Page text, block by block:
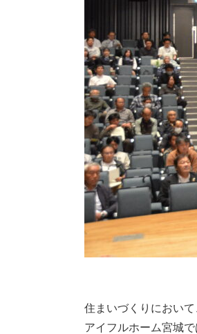
住まいづくりにおい
アイフルホーム宮城